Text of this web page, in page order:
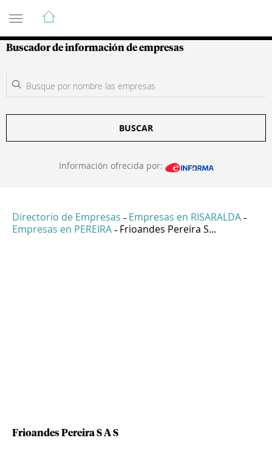
Guía de Empresas Colombianas
Buscador de información de empresas
BUSCAR
Información ofrecida por:
Directorio de Empresas - Empresas en RISARALDA -
Empresas en PEREIRA - Frioandes Pereira S...
Frioandes Pereira S A S